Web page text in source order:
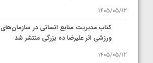
1405/05/12
کتاب مدیریت منابع انسانی در سازمان‌های
ورزشی اثر علیرضا ده بزرگی منتشر شد
1405/05/12